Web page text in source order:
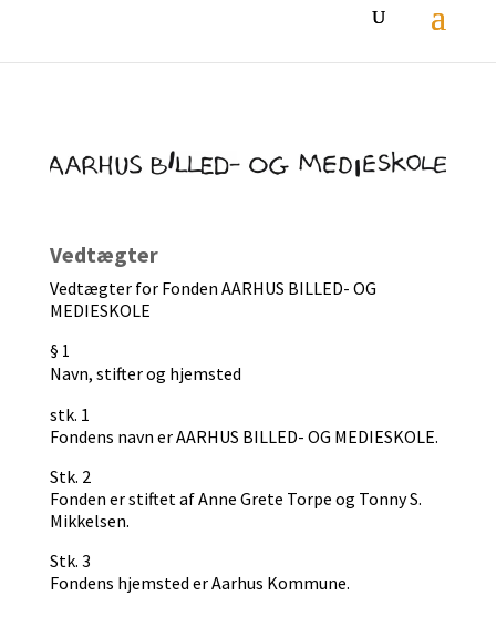
Vedtægter
Vedtægter for Fonden AARHUS BILLED- OG
MEDIESKOLE
§ 1
Navn, stifter og hjemsted
stk. 1
Fondens navn er AARHUS BILLED- OG MEDIESKOLE.
Stk. 2
Fonden er stiftet af Anne Grete Torpe og Tonny S.
Mikkelsen.
Stk. 3
Fondens hjemsted er Aarhus Kommune.